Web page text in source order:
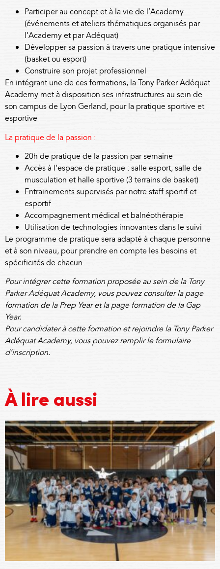
Participer au concept et à la vie de l’Academy
(événements et ateliers thématiques organisés par
l’Academy et par Adéquat)
Développer sa passion à travers une pratique intensive
(basket ou esport)
Construire son projet professionnel
En intégrant une de ces formations, la Tony Parker Adéquat
Academy met à disposition ses infrastructures au sein de
son campus de Lyon Gerland, pour la pratique sportive et
esportive
La pratique de la passion :
20h de pratique de la passion par semaine
Accès à l’espace de pratique : salle esport, salle de
musculation et halle sportive (3 terrains de basket)
Entrainements supervisés par notre staff sportif et
esportif
Accompagnement médical et balnéothérapie
Utilisation de technologies innovantes dans le suivi
Le programme de pratique sera adapté à chaque personne
et à son niveau, pour prendre en compte les besoins et
spécificités de chacun.
Pour intégrer cette formation proposée au sein de la Tony
Parker Adéquat Academy, vous pouvez consulter lapage
formation de la Prep Year et lapage formation de la Gap
Year.
Pour candidater à cette formation et rejoindre la Tony Parker
Adéquat Academy, vous pouvez remplir le formulaire
d’inscription.
À lire aussi